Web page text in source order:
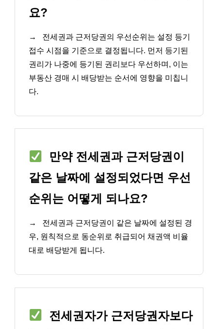
요?
→
전세권과 근저당권의 우선순위는 설정 등기
접수 시점을 기준으로 결정됩니다. 먼저 등기된
권리가 나중에 등기된 권리보다 우선하며, 이는
부동산 경매 시 배당받는 순서에 영향을 미칩니
다.
만약 전세권과 근저당권이
같은 날짜에 설정되었다면 우선
순위는 어떻게 되나요?
→
전세권과 근저당권이 같은 날짜에 설정된 경
우, 원칙적으로 동순위로 취급되어 채권액 비율
대로 배당받게 됩니다.
전세권자가 근저당권자보다